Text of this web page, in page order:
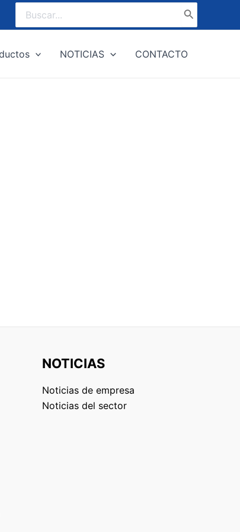
Buscar
por:
NOTICIAS CONTACTO
NOTICIAS
Noticias de empresa
Noticias del sector